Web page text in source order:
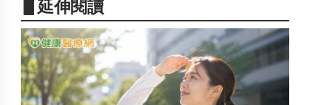
▋延伸閱讀